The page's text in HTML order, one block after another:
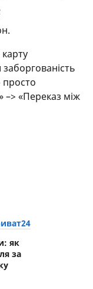
просто
–> «Переказ між
як
за